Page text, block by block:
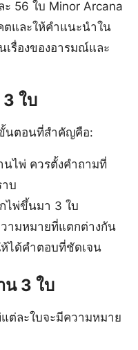
56 ใบ Minor Arcana
และให้คำแนะนำใน
เรื่องของอารมณ์และ
ใบ
นตอนที่สำคัญคือ:
นไพ่ ควรตั้งคำถามที่
าบ
ไพ่ขึ้นมา 3 ใบ
ามหมายที่แตกต่างกัน
ห้ได้คำตอบที่ชัดเจน
น 3 ใบ
ต่ละใบจะมีความหมาย